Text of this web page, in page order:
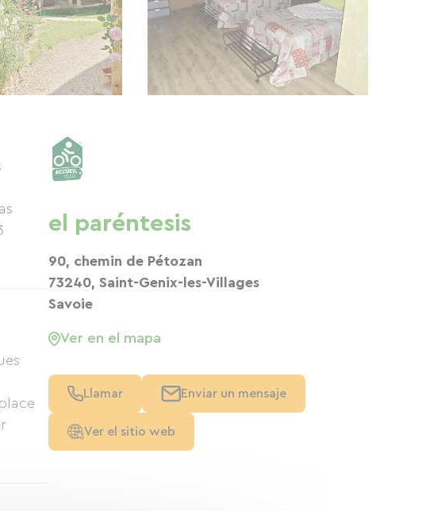
el paréntesis
90, chemin de Pétozan
73240, Saint-Genix-les-Villages
Savoie
Ver en el mapa
Llamar Enviar un mensaje
Ver el sitio web